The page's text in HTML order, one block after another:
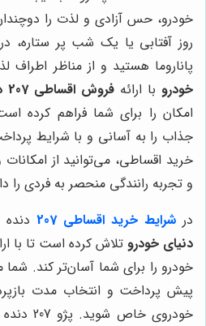
خودرو، حس آزادی و لذت را
پاناروما هستید و از مناظر اطراف
خودرو با ارائه فروش اقساطی 207 دنده ای سقف پاناروما
امکان را برای شما فراهم کرده
جذاب را به آسانی و با شرایط
خرید اقساطی، می‌توانید از
و تجربه رانندگی منحصر به فردی را
در شرایط خرید اقساطی 207
دنیای خودرو تلاش کرده است تا با
خودرو را برای شما آسان‌تر کند.
پیش پرداخت و انتخاب مدت
خودروی